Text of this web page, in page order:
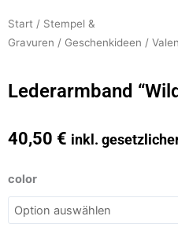
Start / Stempel &
Gravuren / Geschenkideen /
Lederarmband
40,50 € inkl.
color
Lederarmband
"Wild"
Menge